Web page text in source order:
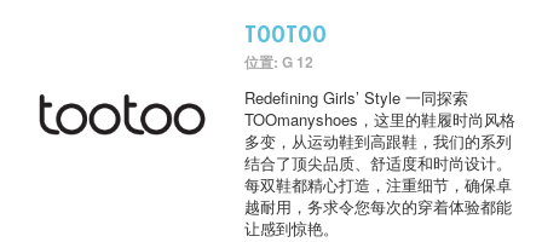
TOOTOO
位置: G 12
Redefining Girls’ Style 一同探索
TOOmanyshoes，这里的鞋履时尚风格
多变，从运动鞋到高跟鞋，我们的系列
结合了顶尖品质、舒适度和时尚设计。
每双鞋都精心打造，注重细节，确保卓
越耐用，务求令您每次的穿着体验都能
让感到惊艳。